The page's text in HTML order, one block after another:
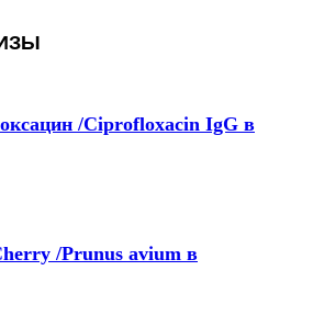
/Ciprofloxacin IgG в
/Prunus avium в